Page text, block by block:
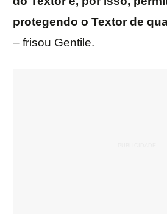
protegendo o Textor de
– frisou Gentile.